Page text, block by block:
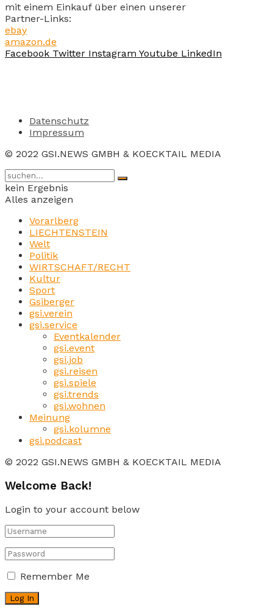
mit einem Einkauf über einen unserer
Partner-Links:
ebay
amazon.de
Facebook Twitter Instagram Youtube LinkedIn
Datenschutz
Impressum
© 2022 GSI.NEWS GMBH & KOECKTAIL MEDIA
kein Ergebnis
Alles anzeigen
Vorarlberg
LIECHTENSTEIN
Welt
Politik
WIRTSCHAFT/RECHT
Kultur
Sport
Gsiberger
gsi.verein
gsi.service
Eventkalender
gsi.event
gsi.job
gsi.reisen
gsi.spiele
gsi.trends
gsi.wohnen
Meinung
gsi.kolumne
gsi.podcast
© 2022 GSI.NEWS GMBH & KOECKTAIL MEDIA
Welcome Back!
Login to your account below
Remember Me